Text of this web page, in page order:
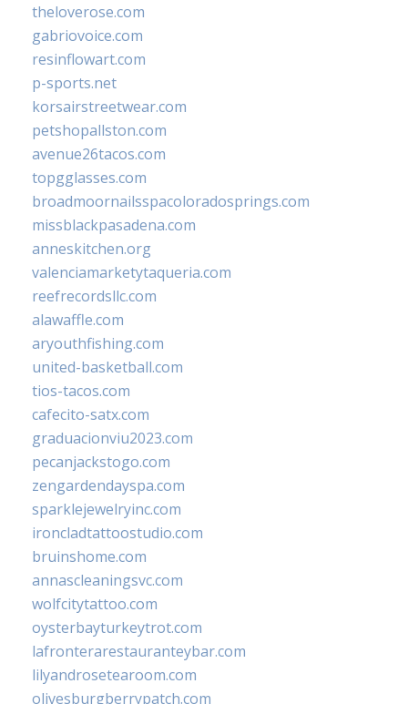
theloverose.com
gabriovoice.com
resinflowart.com
p-sports.net
korsairstreetwear.com
petshopallston.com
avenue26tacos.com
topgglasses.com
broadmoornailsspacoloradosprings.com
missblackpasadena.com
anneskitchen.org
valenciamarketytaqueria.com
reefrecordsllc.com
alawaffle.com
aryouthfishing.com
united-basketball.com
tios-tacos.com
cafecito-satx.com
graduacionviu2023.com
pecanjackstogo.com
zengardendayspa.com
sparklejewelryinc.com
ironcladtattoostudio.com
bruinshome.com
annascleaningsvc.com
wolfcitytattoo.com
oysterbayturkeytrot.com
lafronterarestauranteybar.com
lilyandrosetearoom.com
olivesburgberrypatch.com